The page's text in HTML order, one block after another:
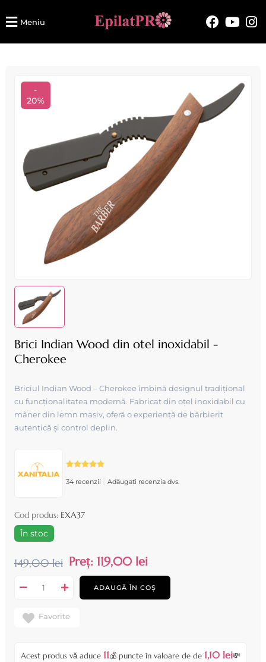
Meniu
-
20%
Brici Indian Wood din otel inoxidabil -
Cherokee
Briciul Indian Wood – Cherokee îmbină designul tradițional
cu funcționalitatea modernă. Fabricat din oțel inoxidabil cu
mâner din lemn masiv, oferă o experiență de bărbierit
autentică și control deplin.
34 recenzii Adăugați recenzia dvs.
Cod produs: EXA37
În stoc
149,00 lei Preț: 119,00 lei
ADAUGĂ ÎN COȘ
Favorite
Acest produs vă aduce 11💰 puncte în valoare de de 1,10 lei💸